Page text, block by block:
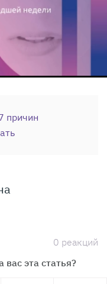
причин
0 реакций
эта статья?